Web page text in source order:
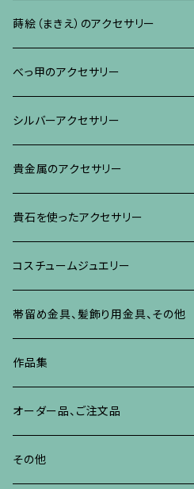
リング
ブレスレット・バングル、その他
ネックレス、ペンダント
ブレスレット、その他
イヤリング・ピアス
ネックレス、ペンダント
リング
ブレスレット、その他
ブローチ
イヤリング・ピアス
ネックレス、ペンダント
リング
ブレスレット、その他
蒔絵（まきえ）のアクセサリー
べっ甲に蒔絵のアクセサリー
ブローチ
イヤリング・ピアス
真珠に蒔絵のアクセサリー
ブローチ
イヤリング、ピアス
水晶に蒔絵のアクセサリー
ブローチ
イヤリング、ピアス
朴の木やポプラに蒔絵のアクセサリー
ブローチ
イヤリング・ピアス
その他の蒔絵のアクセサリー
べっ甲のアクセサリー
ブローチ
イヤリング、ピアス
ネックレス、ペンダント
リング
ブレスレット、バングル、その他
シルバーアクセサリー
ブローチ
イヤリング、ピアス
ネックレス、ペンダント
リング
ブレスレット、バングル、その他
貴金属のアクセサリー
ブローチ
イヤリング、ピアス
ネックレス、ペンダント
ブレスレット、その他
リング
貴石を使ったアクセサリー
ブローチ
イヤリング、ピアス
ネックレス、ペンダント
リング
ブレスレット、バングル
コスチュームジュエリー
ブローチ
イヤリング、ピアス
ネックレス、ペンダント
リング
帯留め金具、髪飾り用金具、その他
作品集
オーダー品、ご注文品
その他